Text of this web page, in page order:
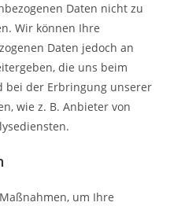
Daten nicht zu
Wir können Ihre
Daten jedoch an
die uns beim
bei der Erbringung unserer
wie z. B. Anbieter von
um Ihre